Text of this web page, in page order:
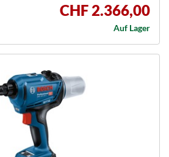
CHF 2.366,00
Auf Lager